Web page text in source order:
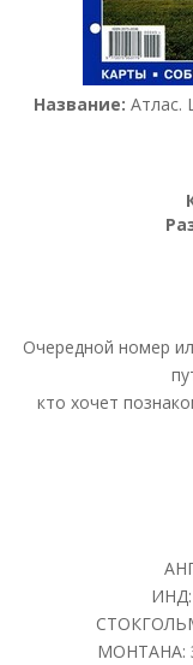
Название: Атлас.
Очередной номер
кто хочет
ИНД:
МОНТАНА: